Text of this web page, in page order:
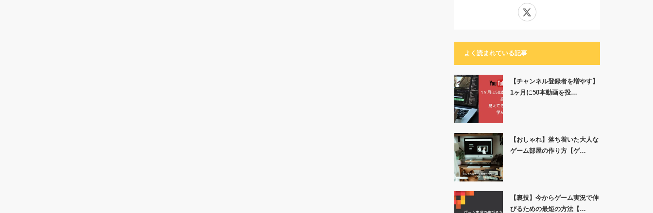
よく読まれている記事
【チャンネル登録者を増やす】
1ヶ月に50本動画を投…
【おしゃれ】落ち着いた大人な
ゲーム部屋の作り方【ゲ…
【裏技】今からゲーム実況で伸
びるための最短の方法【…